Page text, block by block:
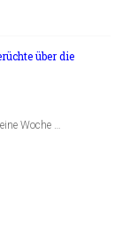
über die
Woche …